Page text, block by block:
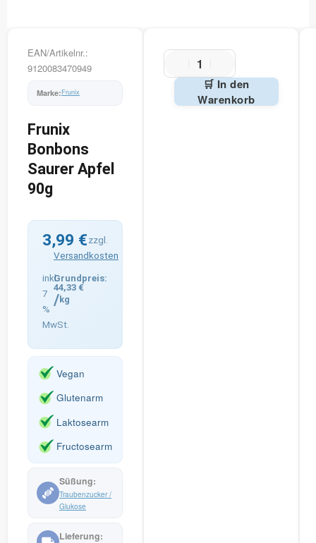
EAN/Artikelnr.:
9120083470949
Frunix
Frunix
Bonbons
Saurer Apfel
90g
3,99 €
inkl.
7
%
MwSt.
zzgl.
Versandkosten
44,33 €
/ kg
Vegan
Glutenarm
Laktosearm
Fructosearm
Traubenzucker /
Glukose
🛒 In den
Warenkorb